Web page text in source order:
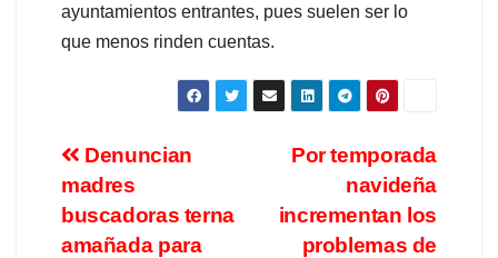
ayuntamientos entrantes, pues suelen ser lo
que menos rinden cuentas.
Por temporada
navideña
incrementan los
problemas de
Denuncian
madres
buscadoras terna
amañada para